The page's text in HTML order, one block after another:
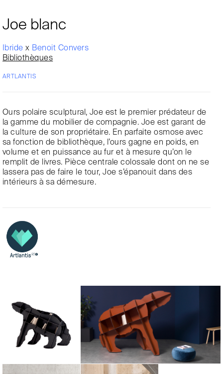
Joe blanc
Ibridex Benoit Convers
Bibliothèques
ARTLANTIS
Ours polaire sculptural, Joe est le premier prédateur de
la gamme du mobilier de compagnie. Joe est garant de
la culture de son propriétaire. En parfaite osmose avec
sa fonction de bibliothèque, l’ours gagne en poids, en
volume et en puissance au fur et à mesure qu’on le
remplit de livres. Pièce centrale colossale dont on ne se
lassera pas de faire le tour, Joe s’épanouit dans des
intérieurs à sa démesure.